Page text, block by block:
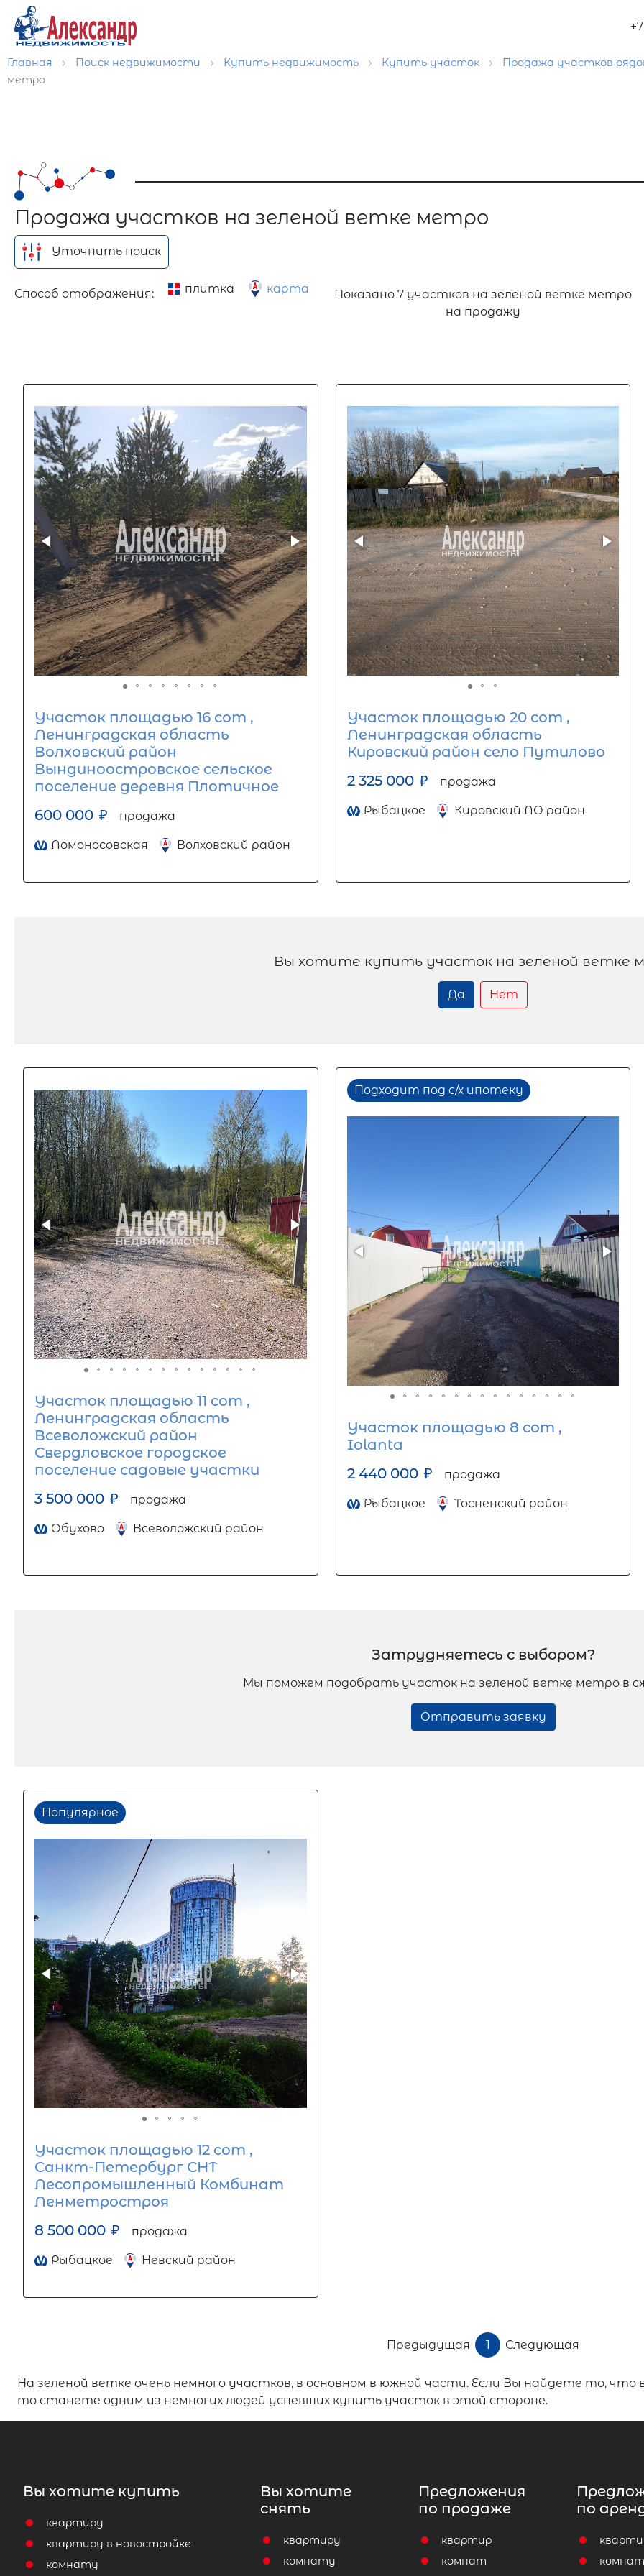
Главная Поиск недвижимости Купить недвижимость Купить участок Продажа участков
метро
Продажа участков на зеленой ветке метро
Уточнить поиск
Способ отображения: плитка карта Показано 7 участков на зеленой ветке метро
на продажу
Участок площадью 16 сот ,
Ленинградская область
Волховский район
Вындиноостровское сельское
поселение деревня Плотичное
600 000 ₽ продажа
Ломоносовская Волховский район
Участок площадью 20 сот ,
Ленинградская область
Кировский район село Путилово
2 325 000 ₽ продажа
Рыбацкое Кировский ЛО район
Вы хотите купить участок на зеленой ветке
Да Нет
Участок площадью 11 сот ,
Ленинградская область
Всеволожский район
Свердловское городское
поселение садовые участки
3 500 000 ₽ продажа
Обухово Всеволожский район
Подходит под с/х ипотеку
Участок площадью 8 сот ,
Iolanta
2 440 000 ₽ продажа
Рыбацкое Тосненский район
Затрудняетесь с выбором?
Мы поможем подобрать участок на зеленой ветке метро в
Отправить заявку
Популярное
Участок площадью 12 сот ,
Санкт-Петербург СНТ
Лесопромышленный Комбинат
Ленметростроя
8 500 000 ₽ продажа
Рыбацкое Невский район
Предыдущая 1 Следующая
На зеленой ветке очень немного участков, в основном в южной части. Если Вы найдете то, что
то станете одним из немногих людей успевших купить участок в этой стороне.
Вы хотите купить
квартиру
квартиру в новостройке
комнату
Вы хотите
снять
квартиру
комнату
Предложения
по продаже
квартир
комнат
по
комнат